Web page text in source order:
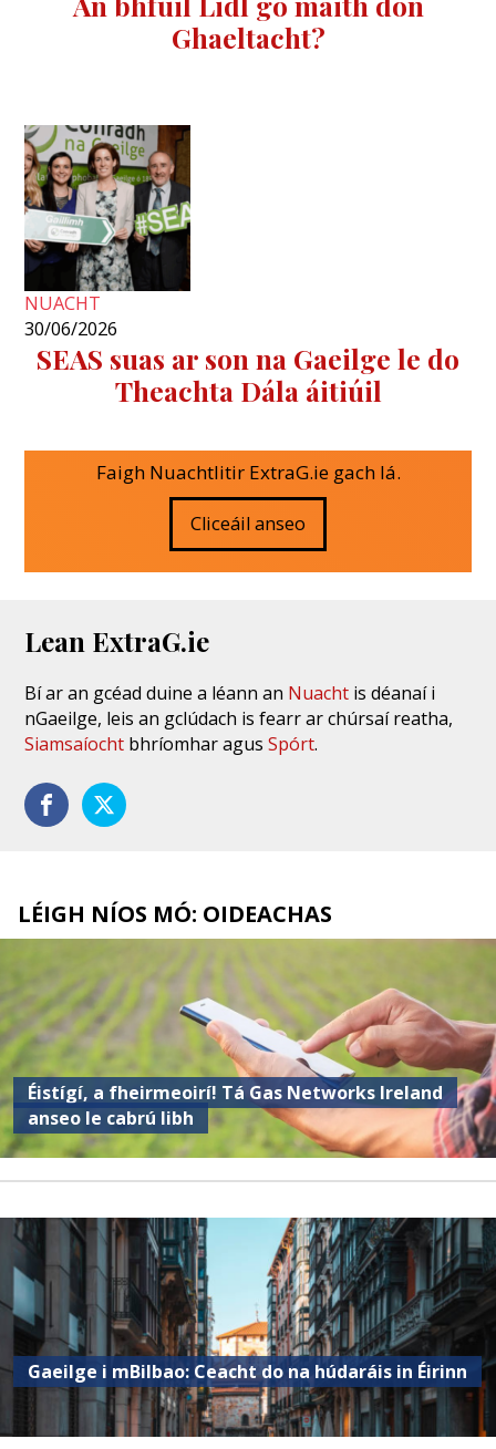
Ghaeltacht?
NUACHT
30/06/2026
SEAS suas ar son na Gaeilge le do
Theachta Dála áitiúil
Faigh Nuachtlitir ExtraG.ie gach lá.
Cliceáil anseo
Lean ExtraG.ie
Bí ar an gcéad duine a léann an Nuacht is déanaí i
nGaeilge, leis an gclúdach is fearr ar chúrsaí reatha,
Siamsaíocht bhríomhar agusSpórt.
LÉIGH NÍOS MÓ: OIDEACHAS
Éistígí, a fheirmeoirí! Tá Gas Networks Ireland
anseo le cabrú libh
Gaeilge i mBilbao: Ceacht do na húdaráis in Éirinn